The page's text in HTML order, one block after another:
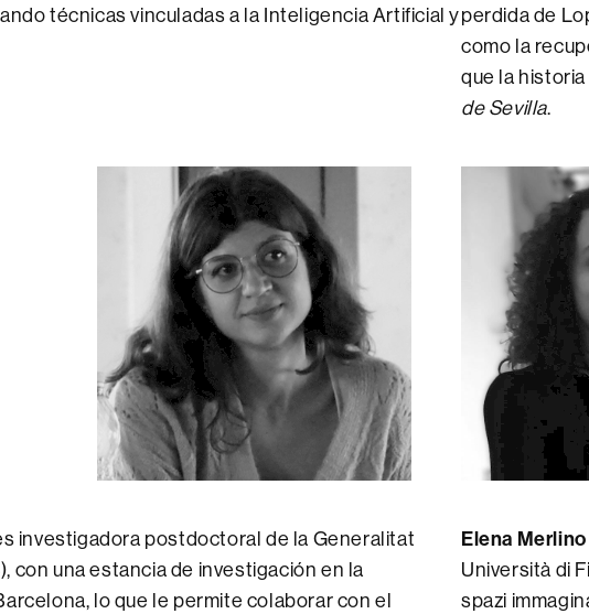
técnicas vinculadas a la Inteligencia Artificial yperdida de
como la
que la
de Sevilla.
investigadora postdoctoral de la Generalitat
con una estancia de investigación en la
lo que le permite colaborar con el
Elena Merlino
Università di
spazi